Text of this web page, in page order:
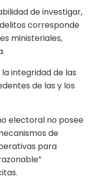
de investigar,
corresponde
ministeriales,
la integridad de las
de las y los
electoral no posee
de
para